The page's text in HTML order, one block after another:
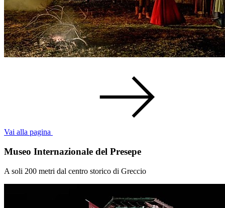
Vai alla pagina
Museo Internazionale del Presepe
A soli 200 metri dal centro storico di Greccio